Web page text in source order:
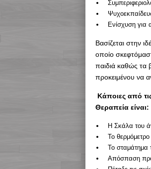
Ενίσχυση για
Βασίζεται στην
οποίο
παιδιά καθώς τα
προκειμένου να
Κάποιες από
Θεραπεία είναι:
Η Σκάλα του
Το
Το σταμάτημα
Απόσπαση